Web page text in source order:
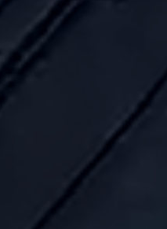
Varaa